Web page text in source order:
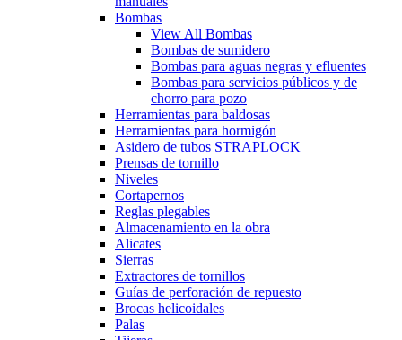
Bombas
View All Bombas
Bombas de sumidero
Bombas para aguas negras y efluentes
Bombas para servicios públicos y de
chorro para pozo
Herramientas para baldosas
Herramientas para hormigón
Asidero de tubos STRAPLOCK
Prensas de tornillo
Niveles
Cortapernos
Reglas plegables
Almacenamiento en la obra
Alicates
Sierras
Extractores de tornillos
Guías de perforación de repuesto
Brocas helicoidales
Palas